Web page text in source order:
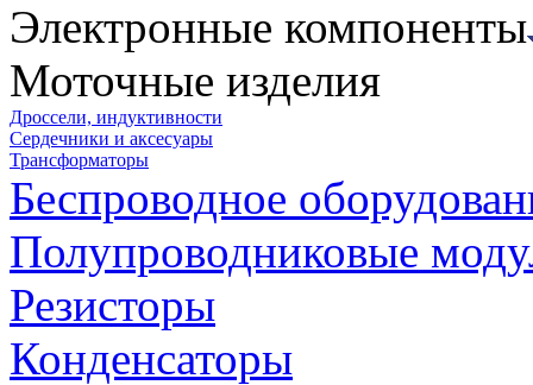
Электронные компоненты
Моточные изделия
Дроссели, индуктивности
Сердечники и аксесуары
Трансформаторы
Беспроводное
Полупроводниковые
Резисторы
Конденсаторы